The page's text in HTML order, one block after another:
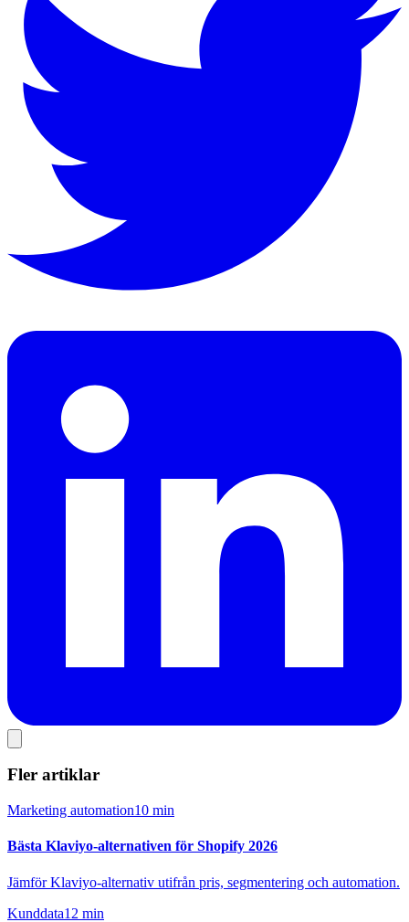
Fler artiklar
Marketing automation10 min
Bästa Klaviyo-alternativen för Shopify 2026
Jämför Klaviyo-alternativ utifrån pris, segmentering och automation.
Kunddata12 min